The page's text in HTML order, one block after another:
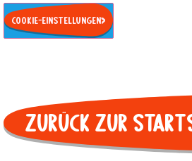
Cookie-Einstellungen
Zurück zur